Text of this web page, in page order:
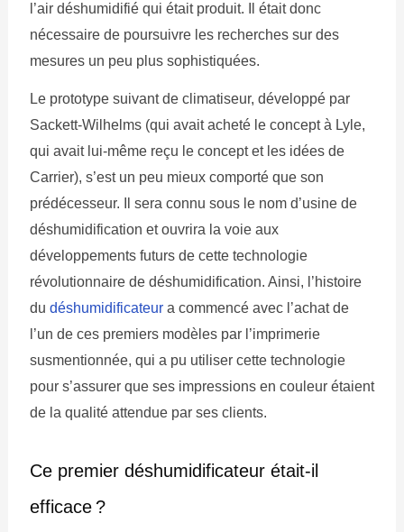
l’air déshumidifié qui était produit. Il était donc
nécessaire de poursuivre les recherches sur des
mesures un peu plus sophistiquées.
Le prototype suivant de climatiseur, développé par
Sackett-Wilhelms (qui avait acheté le concept à Lyle,
qui avait lui-même reçu le concept et les idées de
Carrier), s’est un peu mieux comporté que son
prédécesseur. Il sera connu sous le nom d’usine de
déshumidification et ouvrira la voie aux
développements futurs de cette technologie
révolutionnaire de déshumidification. Ainsi, l’histoire
du déshumidificateura commencé avec l’achat de
l’un de ces premiers modèles par l’imprimerie
susmentionnée, qui a pu utiliser cette technologie
pour s’assurer que ses impressions en couleur étaient
de la qualité attendue par ses clients.
Ce premier déshumidificateur était-il
efficace ?